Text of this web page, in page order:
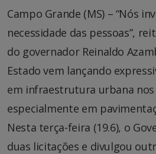
Campo Grande (MS) – “Nós
necessidade das pessoas”,
do governador Reinaldo
Estado vem lançando
em infraestrutura urbana
especialmente em
Nesta terça-feira (19.6), o
duas licitações e divulgou